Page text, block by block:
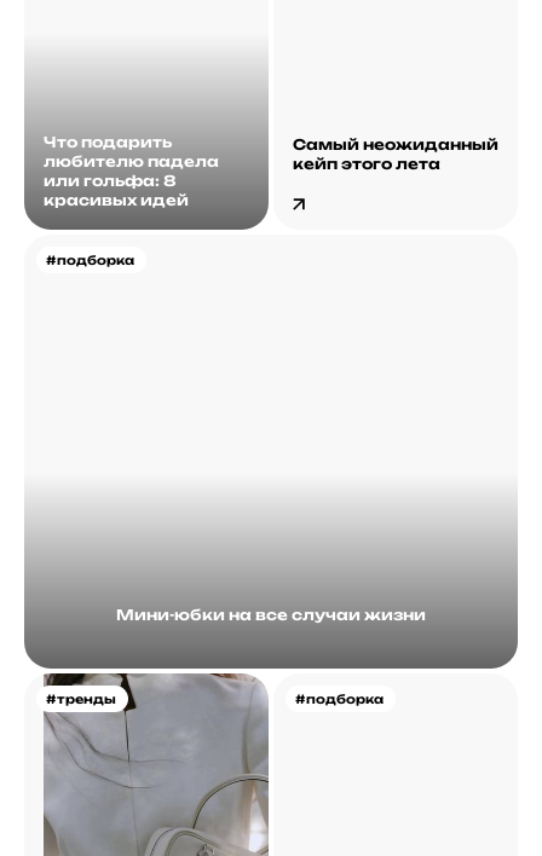
Что подарить
любителю падела
или гольфа: 8
красивых идей
#подборка
Мини-юбки на все случаи жизни
Самый неожиданный
кейп этого лета
#тренды #подборка